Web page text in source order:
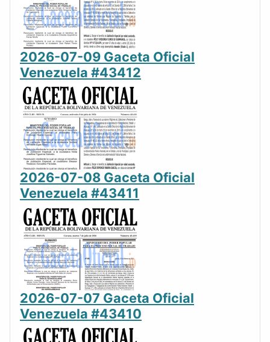
2026-07-09 Gaceta Oficial
Venezuela #43412
2026-07-08 Gaceta Oficial
Venezuela #43411
2026-07-07 Gaceta Oficial
Venezuela #43410